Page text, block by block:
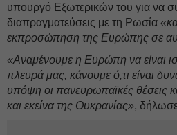
υπουργό Εξωτερικών του για να
διαπραγματεύσεις με τη Ρωσία
εκπροσώπηση της Ευρώπης σε
«Αναμένουμε η Ευρώπη να είναι
πλευρά μας, κάνουμε ό,τι είναι
υπόψη οι πανευρωπαϊκές θέσεις
και εκείνα της Ουκρανίας»,